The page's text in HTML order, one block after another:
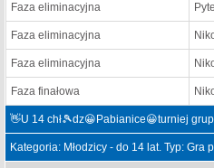
Faza eliminacyjna
Faza eliminacyjna
Faza eliminacyjna
Faza finałowa
👋U 14 chł🎾dz😀Pabianice😀turniej
Kategoria: Młodzicy - do 14 lat. Typ: Gra